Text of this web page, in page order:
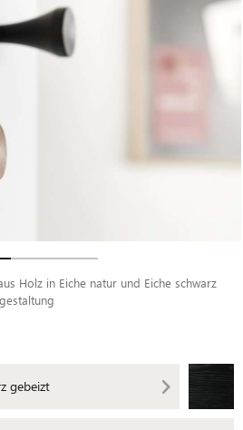
Holz in Eiche natur und Eiche schwarz
gebeizt